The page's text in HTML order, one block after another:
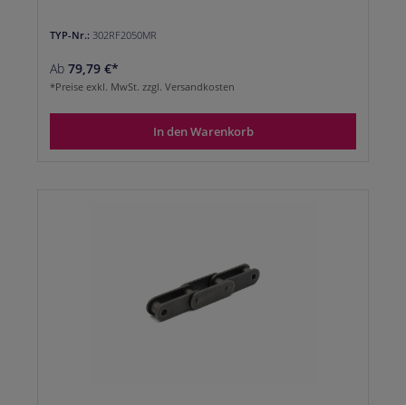
TYP-Nr.: 302RF2050MR
Ab 79,79 €*
*Preise exkl. MwSt. zzgl. Versandkosten
In den Warenkorb